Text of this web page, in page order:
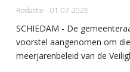
Redactie - 01-07-2026
SCHIEDAM - De
voorstel aangenomen om
meerjarenbeleid van de